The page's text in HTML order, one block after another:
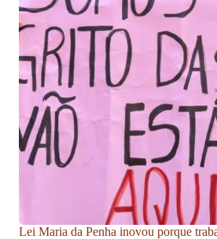
Lei Maria da Penha inovou porque